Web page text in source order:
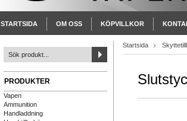
STARTSIDA OM OSS KÖPVILLKOR
PRODUKTER
Vapen
Ammunition
Handladdning
Startsida